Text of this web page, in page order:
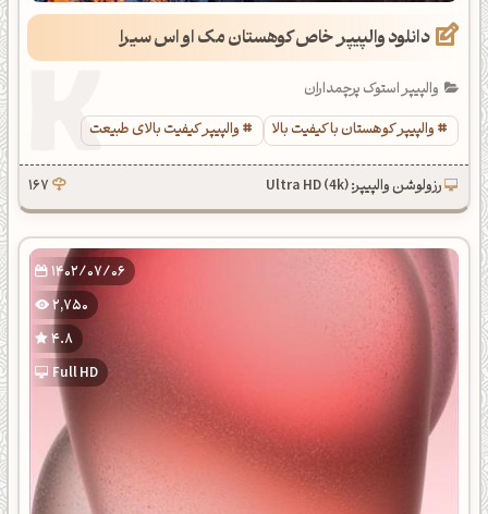
دانلود والپیپر خاص کوهستان مک او اس سیرا
والپیپر استوک پرچمداران
والپیپر کوهستان با کیفیت بالا
والپیپر کیفیت بالای طبیعت
رزولوشن والپیپر: Ultra HD (4k) 167
1402/07/06
2,750
4.8
Full HD